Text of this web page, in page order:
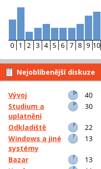
0 1 2 3 4 5 6 7 8 9 10
Nejoblíbenější diskuze
Vývoj
40
Studium a
uplatnění
30
Odkladiště
22
Windows a jiné
systémy
13
Bazar
13